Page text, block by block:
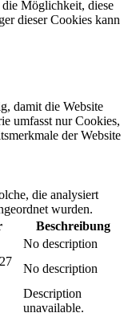
die Möglichkeit, diese
dieser Cookies kann
damit die Website
umfasst nur Cookies,
der Website
die analysiert
wurden.
Beschreibung
No description
No description
Description
unavailable.